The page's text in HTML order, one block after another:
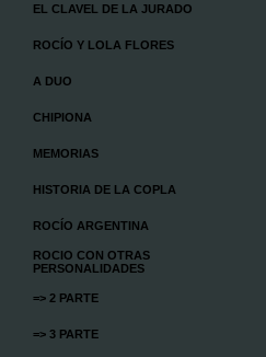
EL CLAVEL DE LA JURADO
ROCÍO Y LOLA FLORES
A DUO
CHIPIONA
MEMORIAS
HISTORIA DE LA COPLA
ROCÍO ARGENTINA
ROCIO CON OTRAS
PERSONALIDADES
=> 2 PARTE
=> 3 PARTE